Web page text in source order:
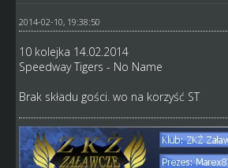
2014-02-10, 19:38:50
10 kolejka 14.02.2014
Speedway Tigers - No Name
Brak składu gości. wo na korzyść ST